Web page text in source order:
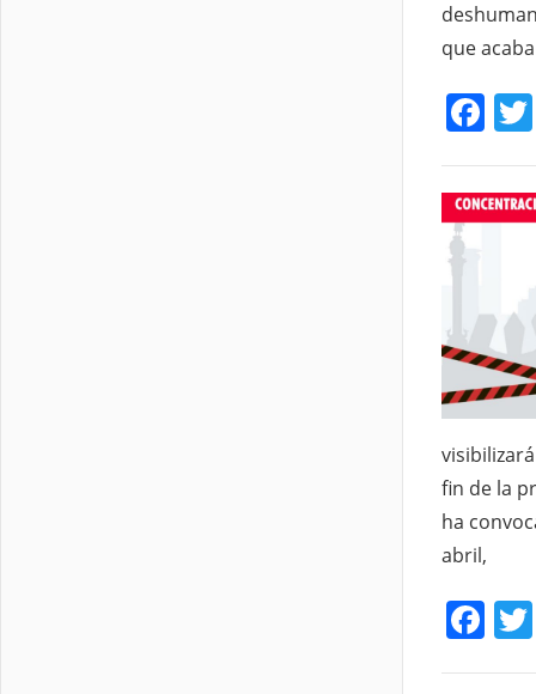
que
fin de la
ha
abril,